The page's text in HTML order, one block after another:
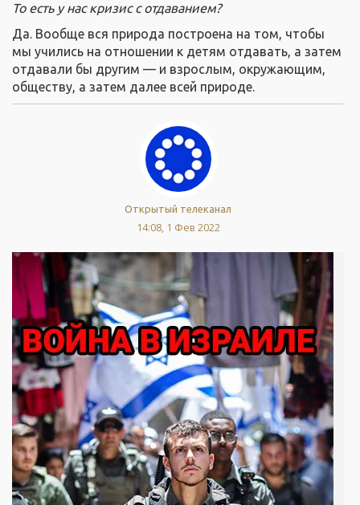
То есть у нас кризис с отдаванием?
Да. Вообще вся природа построена на том, чтобы
мы учились на отношении к детям отдавать, а затем
отдавали бы другим — и взрослым, окружающим,
обществу, а затем далее всей природе.
Открытый телеканал
14:08, 1 Фев 2022